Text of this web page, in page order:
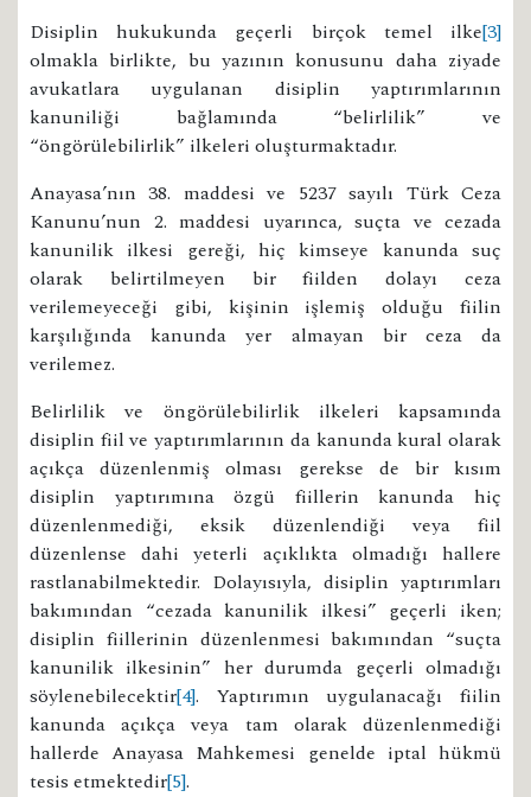
Disiplin hukukunda geçerli birçok temel ilke[3]
olmakla birlikte, bu yazının konusunu daha ziyade
avukatlara uygulanan disiplin yaptırımlarının
kanuniliği bağlamında “belirlilik” ve
“öngörülebilirlik” ilkeleri oluşturmaktadır.
Anayasa’nın 38. maddesi ve 5237 sayılı Türk Ceza
Kanunu’nun 2. maddesi uyarınca, suçta ve cezada
kanunilik ilkesi gereği, hiç kimseye kanunda suç
olarak belirtilmeyen bir fiilden dolayı ceza
verilemeyeceği gibi, kişinin işlemiş olduğu fiilin
karşılığında kanunda yer almayan bir ceza da
verilemez.
Belirlilik ve öngörülebilirlik ilkeleri kapsamında
disiplin fiil ve yaptırımlarının da kanunda kural olarak
açıkça düzenlenmiş olması gerekse de bir kısım
disiplin yaptırımına özgü fiillerin kanunda hiç
düzenlenmediği, eksik düzenlendiği veya fiil
düzenlense dahi yeterli açıklıkta olmadığı hallere
rastlanabilmektedir. Dolayısıyla, disiplin yaptırımları
bakımından “cezada kanunilik ilkesi” geçerli iken;
disiplin fiillerinin düzenlenmesi bakımından “suçta
kanunilik ilkesinin” her durumda geçerli olmadığı
söylenebilecektir[4]. Yaptırımın uygulanacağı fiilin
kanunda açıkça veya tam olarak düzenlenmediği
hallerde Anayasa Mahkemesi genelde iptal hükmü
tesis etmektedir[5].